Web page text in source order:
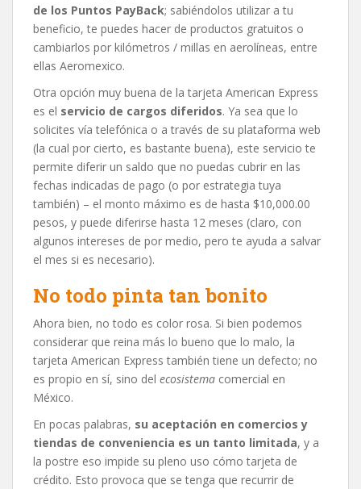
de los Puntos PayBack; sabiéndolos utilizar a tu
beneficio, te puedes hacer de productos gratuitos o
cambiarlos por kilómetros / millas en aerolíneas, entre
ellas Aeromexico.
Otra opción muy buena de la tarjeta American Express
es el servicio de cargos diferidos. Ya sea que lo
solicites vía telefónica o a través de su plataforma web
(la cual por cierto, es bastante buena), este servicio te
permite diferir un saldo que no puedas cubrir en las
fechas indicadas de pago (o por estrategia tuya
también) – el monto máximo es de hasta $10,000.00
pesos, y puede diferirse hasta 12 meses (claro, con
algunos intereses de por medio, pero te ayuda a salvar
el mes si es necesario).
No todo pinta tan bonito
Ahora bien, no todo es color rosa. Si bien podemos
considerar que reina más lo bueno que lo malo, la
tarjeta American Express también tiene un defecto; no
es propio en sí, sino del ecosistema comercial en
México.
En pocas palabras, su aceptación en comercios y
tiendas de conveniencia es un tanto limitada, y a
la postre eso impide su pleno uso cómo tarjeta de
crédito. Esto provoca que se tenga que recurrir de